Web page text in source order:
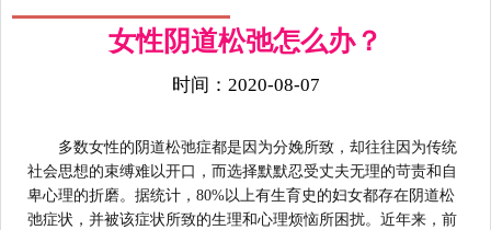
女性阴道松弛怎么办？
时间：2020-08-07
多数女性的阴道松弛症都是因为分娩所致，却往往因为传统
社会思想的束缚难以开口，而选择默默忍受丈夫无理的苛责和自
卑心理的折磨。据统计，80%以上有生育史的妇女都存在阴道松
弛症状，并被该症状所致的生理和心理烦恼所困扰。近年来，前